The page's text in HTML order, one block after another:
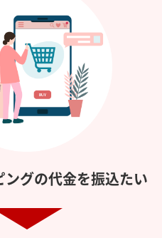
グの代金を振込たい